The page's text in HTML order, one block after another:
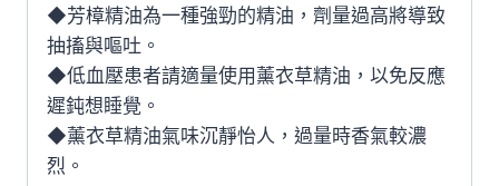
◆芳樟精油為一種強勁的精油，劑量過高將導致
抽搐與嘔吐。
◆低血壓患者請適量使用薰衣草精油，以免反應
遲鈍想睡覺。
◆薰衣草精油氣味沉靜怡人，過量時香氣較濃
烈。